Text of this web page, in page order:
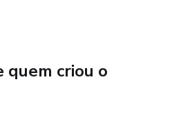
quem criou o